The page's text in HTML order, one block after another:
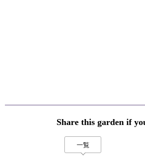
Share this garden if
一覧